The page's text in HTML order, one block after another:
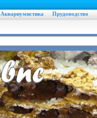
Аквариумистика Прудоводство